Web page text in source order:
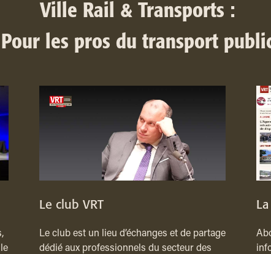
Ville Rail & Transports :
Pour les pros du transport
Le club VRT
Le club est un lieu d’échanges et de partage
dédié aux professionnels du secteur des